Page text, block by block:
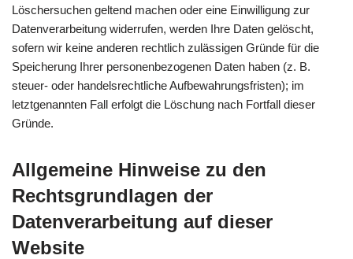
Löschersuchen geltend machen oder eine Einwilligung zur
Datenverarbeitung widerrufen, werden Ihre Daten gelöscht,
sofern wir keine anderen rechtlich zulässigen Gründe für die
Speicherung Ihrer personenbezogenen Daten haben (z. B.
steuer- oder handelsrechtliche Aufbewahrungsfristen); im
letztgenannten Fall erfolgt die Löschung nach Fortfall dieser
Gründe.
Allgemeine Hinweise zu den
Rechtsgrundlagen der
Datenverarbeitung auf dieser
Website